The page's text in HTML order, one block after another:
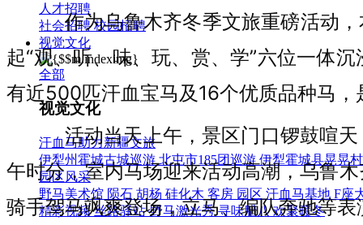
人才招聘
社会招聘 校园招聘
视觉文化
全部
视觉文化
汗血马助力新疆文旅
伊犁州霍城古城巡游 北屯市185团巡游 伊犁霍城县晃晃
园区风采
野马美术馆 陨石 胡杨 硅化木 客房 园区 汗血马基地 F座
精彩视频 丝路驿站·野马激光秀 寻味腊八 欢聚暖冬
作为乌鲁木齐冬季文旅重磅活动
起“观、听、味、玩、赏、学”六位一体
有近500匹汗血宝马及16个优质品种马
活动当天上午，景区门口锣鼓喧
午时分，室内马场迎来活动高潮，乌鲁
骑手驾马飒爽登场，立马、编队奔驰等